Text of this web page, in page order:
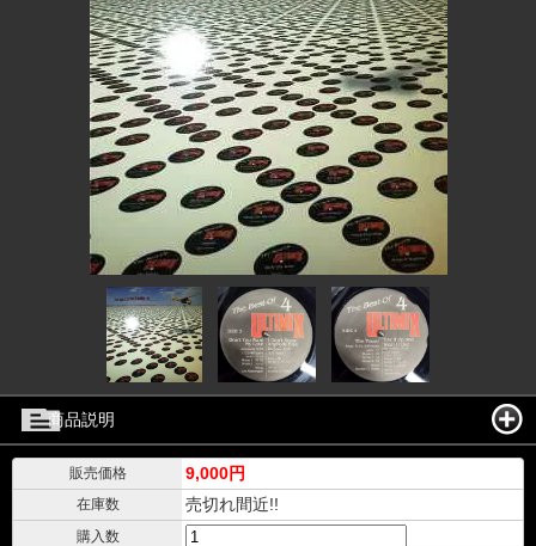
商品説明
販売価格 9,000円
在庫数 売切れ間近!!
購入数